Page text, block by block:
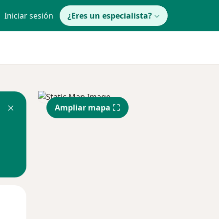
Iniciar sesión ¿Eres un especialista?
Ampliar mapa